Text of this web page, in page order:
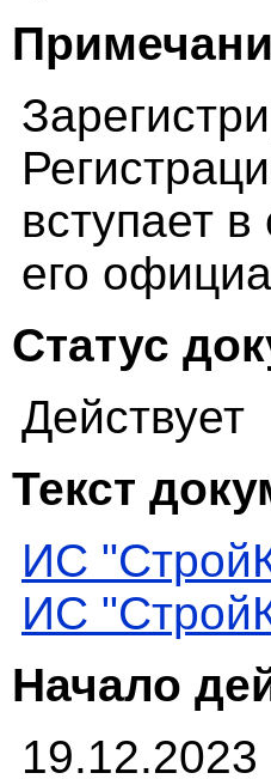
вступает
его
Статус
Действует
Текст
ИС
ИС
Начало
19.12.2023